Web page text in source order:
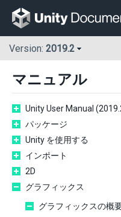
Version: 2019.2
マニュアル
Unity User Manual
パッケージ
Unity を使用する
インポート
2D
グラフィックス
グラフィックスの概